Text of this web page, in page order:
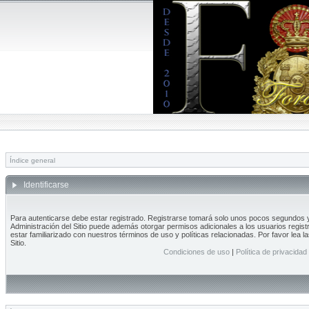
Índice general
Identificarse
Para autenticarse debe estar registrado. Registrarse tomará solo unos pocos segundos
Administración del Sitio puede además otorgar permisos adicionales a los usuarios
estar familiarizado con nuestros términos de uso y políticas relacionadas. Por favor lea
Sitio.
Condiciones de uso| Política de privacidad